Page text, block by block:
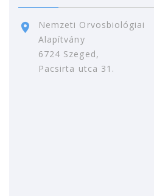
Nemzeti Orvosbiológiai
Alapítvány
6724 Szeged,
Pacsirta utca 31.